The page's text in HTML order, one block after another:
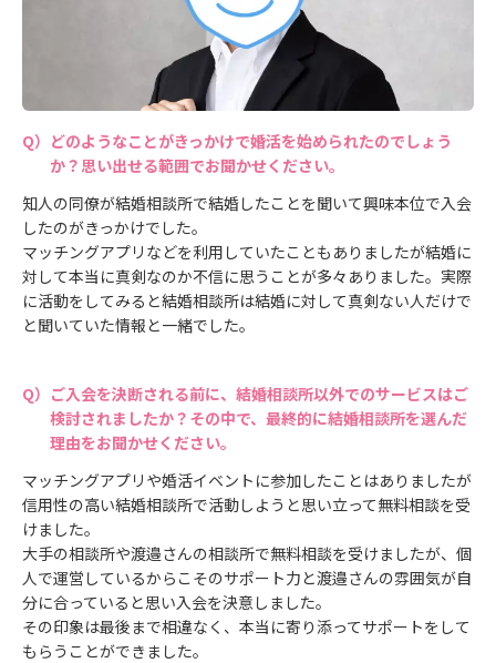
どのようなことがきっかけで婚活を始められたのでしょう
か？思い出せる範囲でお聞かせください。
知人の同僚が結婚相談所で結婚したことを聞いて興味本位で入会
したのがきっかけでした。
マッチングアプリなどを利用していたこともありましたが結婚に
対して本当に真剣なのか不信に思うことが多々ありました。実際
に活動をしてみると結婚相談所は結婚に対して真剣ない人だけで
と聞いていた情報と一緒でした。
ご入会を決断される前に、結婚相談所以外でのサービスはご
検討されましたか？その中で、最終的に結婚相談所を選んだ
理由をお聞かせください。
マッチングアプリや婚活イベントに参加したことはありましたが
信用性の高い結婚相談所で活動しようと思い立って無料相談を受
けました。
大手の相談所や渡邉さんの相談所で無料相談を受けましたが、個
人で運営しているからこそのサポート力と渡邉さんの雰囲気が自
分に合っていると思い入会を決意しました。
その印象は最後まで相違なく、本当に寄り添ってサポートをして
もらうことができました。